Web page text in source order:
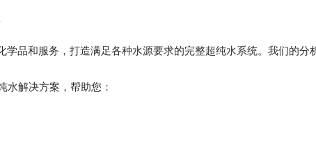
品和服务，打造满足各种水源要求的完整超纯水系统。我们的分
解决方案，帮助您：